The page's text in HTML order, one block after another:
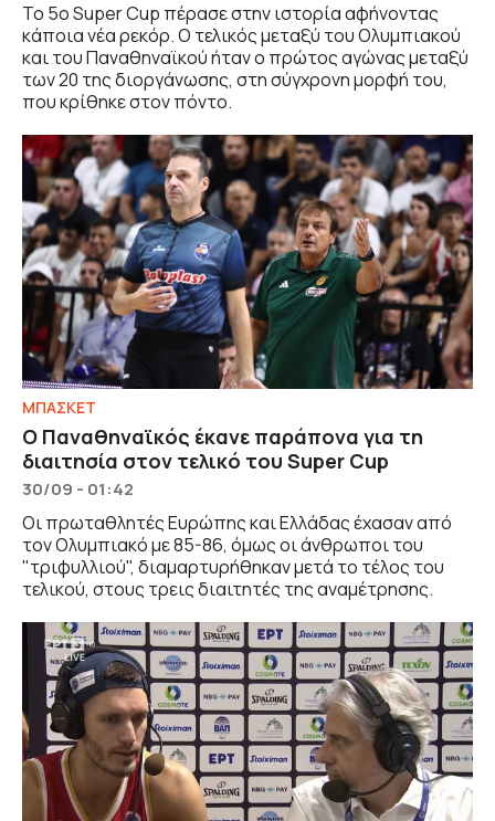
Το 5ο Super Cup πέρασε στην ιστορία αφήνοντας
κάποια νέα ρεκόρ. Ο τελικός μεταξύ του Ολυμπιακού
και του Παναθηναϊκού ήταν ο πρώτος αγώνας μεταξύ
των 20 της διοργάνωσης, στη σύγχρονη μορφή του,
που κρίθηκε στον πόντο.
ΜΠΑΣΚΕΤ
Ο Παναθηναϊκός έκανε παράπονα για τη
διαιτησία στον τελικό του Super Cup
30/09 - 01:42
Οι πρωταθλητές Ευρώπης και Ελλάδας έχασαν από
τον Ολυμπιακό με 85-86, όμως οι άνθρωποι του
"τριφυλλιού", διαμαρτυρήθηκαν μετά το τέλος του
τελικού, στους τρεις διαιτητές της αναμέτρησης.